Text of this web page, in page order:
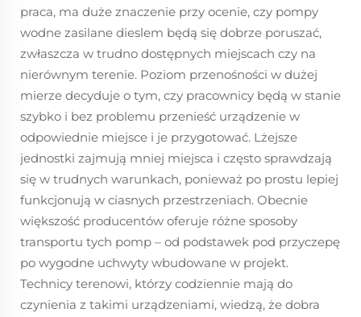
praca, ma duże znaczenie przy ocenie, czy pompy
wodne zasilane dieslem będą się dobrze poruszać,
zwłaszcza w trudno dostępnych miejscach czy na
nierównym terenie. Poziom przenośności w dużej
mierze decyduje o tym, czy pracownicy będą w stanie
szybko i bez problemu przenieść urządzenie w
odpowiednie miejsce i je przygotować. Lżejsze
jednostki zajmują mniej miejsca i często sprawdzają
się w trudnych warunkach, ponieważ po prostu lepiej
funkcjonują w ciasnych przestrzeniach. Obecnie
większość producentów oferuje różne sposoby
transportu tych pomp – od podstawek pod przyczepę
po wygodne uchwyty wbudowane w projekt.
Technicy terenowi, którzy codziennie mają do
czynienia z takimi urządzeniami, wiedzą, że dobra